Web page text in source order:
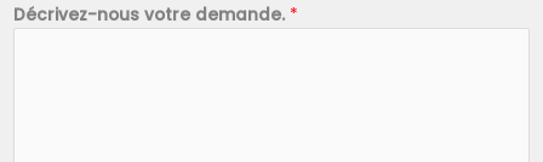
Décrivez-nous votre demande. *